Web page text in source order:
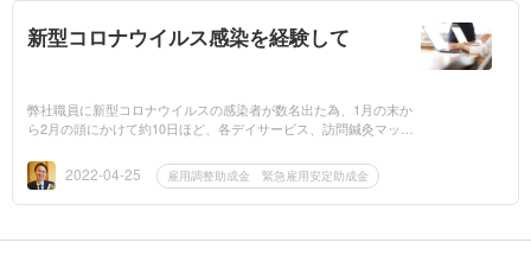
新型コロナウイルス感染を経験して
弊社職員に新型コロナウイルスの感染者が数名出た為、1月の末か
ら2月の頭にかけて約10日ほど、各デイサービス、訪問鍼灸マッサ
ただいている皆様...
2022-04-25 雇用調整助成金 緊急雇用安定助成金